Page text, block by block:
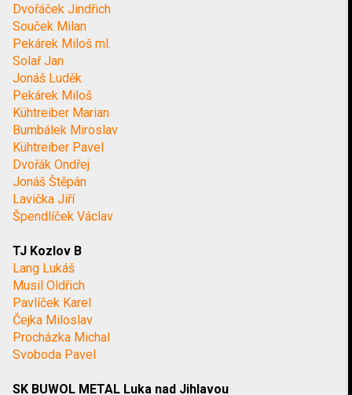
Dvořáček Jindřich
Souček Milan
Pekárek Miloš ml.
Solař Jan
Jonáš Luděk
Pekárek Miloš
Kühtreiber Marian
Bumbálek Miroslav
Kühtreiber Pavel
Dvořák Ondřej
Jonáš Štěpán
Lavička Jiří
Špendlíček Václav
TJ Kozlov B
Lang Lukáš
Musil Oldřich
Pavlíček Karel
Čejka Miloslav
Procházka Michal
Svoboda Pavel
SK BUWOL METAL Luka nad Jihlavou